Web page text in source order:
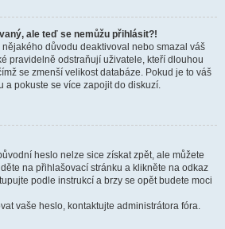
ale teď se nemůžu přihlásit?!
důvodu deaktivoval nebo smazal váš
pravidelně odstraňují uživatele, kteří dlouhou
se zmenší velikost databáze. Pokud je to váš
a pokuste se více zapojit do diskuzí.
heslo nelze sice získat zpět, ale můžete
na přihlašovací stránku a klikněte na odkaz
podle instrukcí a brzy se opět budete moci
vaše heslo, kontaktujte administrátora fóra.